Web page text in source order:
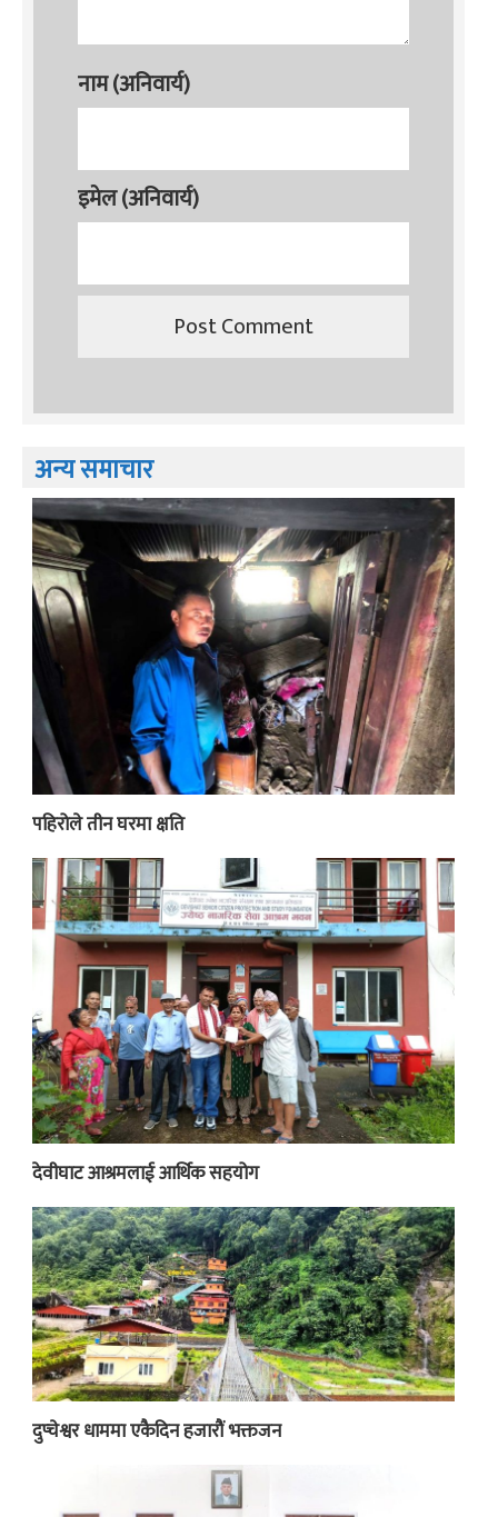
नाम (अनिवार्य)
इमेल (अनिवार्य)
अन्य समाचार
पहिरोले तीन घरमा क्षति
देवीघाट आश्रमलाई आर्थिक सहयोग
दुप्चेश्वर धाममा एकैदिन हजारौं भक्तजन